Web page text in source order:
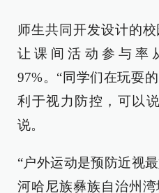
师生共同开发设计的
让课间活动参与率
97%。“同学们在玩耍
利于视力防控，可以
说。
“户外运动是预防近视
河哈尼族彝族自治州